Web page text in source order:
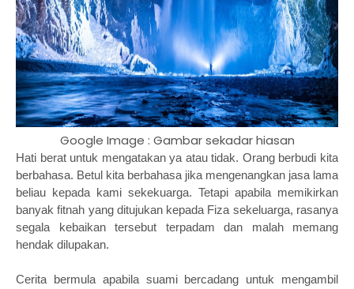
Google Image : Gambar sekadar hiasan
Hati berat untuk mengatakan ya atau tidak. Orang berbudi kita
berbahasa. Betul kita berbahasa jika mengenangkan jasa lama
beliau kepada kami sekekuarga. Tetapi apabila memikirkan
banyak fitnah yang ditujukan kepada Fiza sekeluarga, rasanya
segala kebaikan tersebut terpadam dan malah memang
hendak dilupakan.
Cerita bermula apabila suami bercadang untuk mengambil